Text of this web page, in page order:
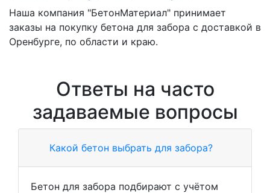
Наша компания "БетонМатериал" принимает
заказы на покупку бетона для забора с доставкой в
Оренбурге, по области и краю.
Ответы на часто
задаваемые вопросы
Какой бетон выбрать для забора?
Бетон для забора подбирают с учётом